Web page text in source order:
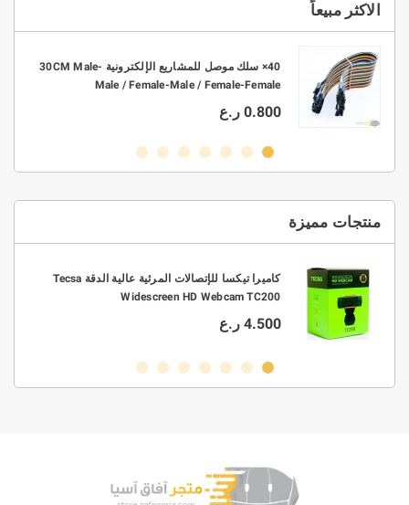
الاكثر مبيعاً
40× سلك موصل للمشاريع الإلكترونية 30CM Male-
Male / Female-Male / Female-Female
0.800 ر.ع
منتجات مميزة
كاميرا تيكسا للإتصالات المرئية عالية الدقة Tecsa
Widescreen HD Webcam TC200
4.500 ر.ع